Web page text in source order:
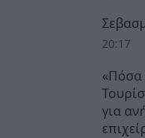
20:17
«Πόσα
για